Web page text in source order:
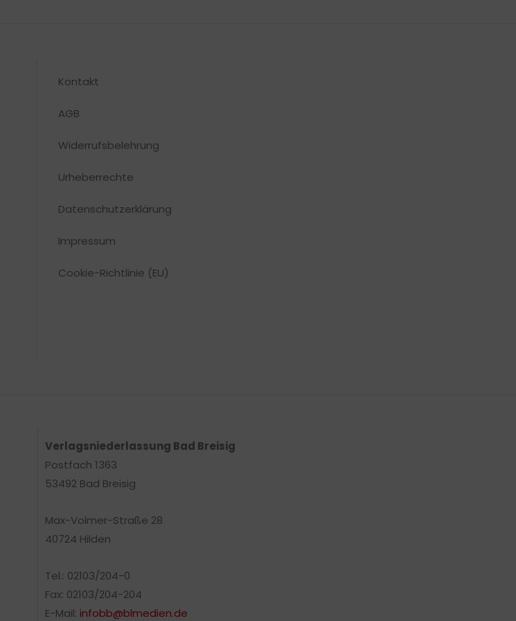
Kontakt
AGB
Widerrufsbelehrung
Urheberrechte​
Datenschutzerklärung
Impressum
Cookie-Richtlinie (EU)
Verlagsniederlassung Bad Breisig
Postfach 1363
53492 Bad Breisig
Max-Volmer-Straße 28
40724 Hilden
Tel.: 02103/204-0
Fax: 02103/204-204
E-Mail: infobb@blmedien.de